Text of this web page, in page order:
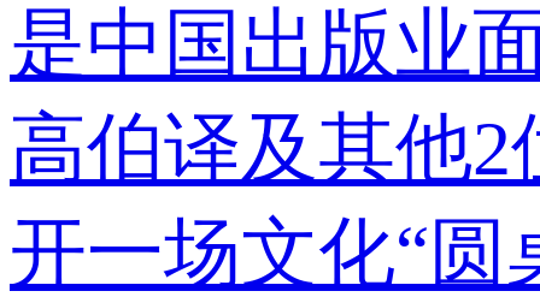
是中国出版业
高伯译及其他
开一场文化“圆